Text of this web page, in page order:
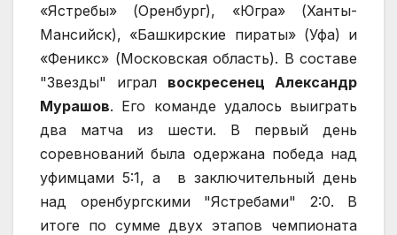
«Ястребы» (Оренбург), «Югра» (Ханты-
Мансийск), «Башкирские пираты» (Уфа) и
«Феникс» (Московская область). В составе
"Звезды" играл воскресенец Александр
Мурашов. Его команде удалось выиграть
два матча из шести. В первый день
соревнований была одержана победа над
уфимцами 5:1, а в заключительный день
над оренбургскими "Ястребами" 2:0. В
итоге по сумме двух этапов чемпионата